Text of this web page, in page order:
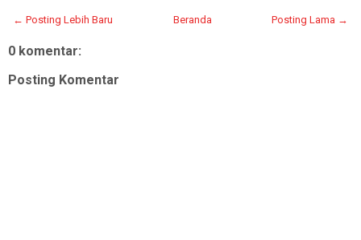
← Posting Lebih Baru Posting Lama →
Beranda
0 komentar:
Posting Komentar